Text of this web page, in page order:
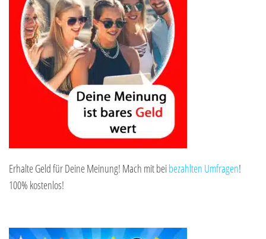
Erhalte Geld für Deine Meinung! Mach mit beibezahlten Umfragen!
100% kostenlos!